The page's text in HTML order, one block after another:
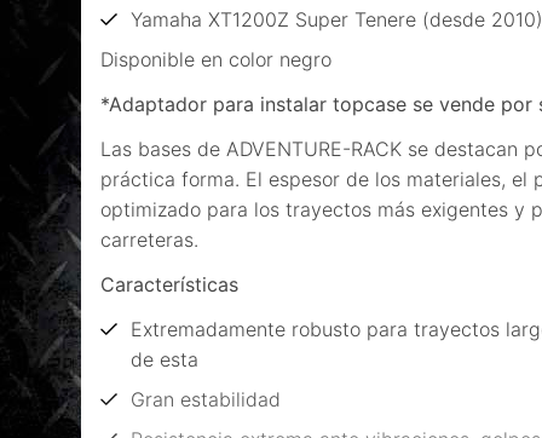
Yamaha XT1200Z Super Tenere (desde 2010)
Disponible en color negro
*Adaptador para instalar topcase se vende por
Las bases de ADVENTURE-RACK se destacan
práctica forma. El espesor de los materiales, el
optimizado para los trayectos más exigentes y
carreteras.
Características
Extremadamente robusto para trayectos
de esta
Gran estabilidad